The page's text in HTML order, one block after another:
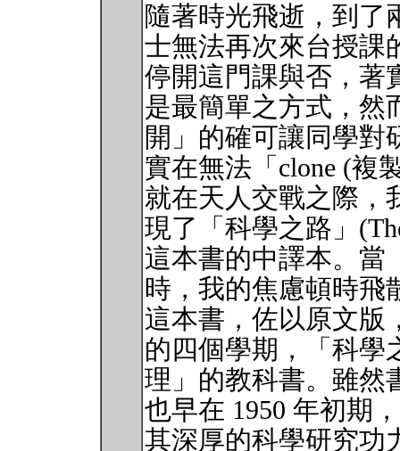
隨著時光飛逝，到了
士無法再次來台授課
停開這門課與否，著
是最簡單之方式，然
開」的確可讓同學對
實在無法「clone (複
就在天人交戰之際，
現了「科學之路」
這本書的中譯本。當
時，我的焦慮頓時飛
這本書，佐以原文版
的四個學期，「科學
理」的教科書。雖然
也早在 1950 年初期
其深厚的科學研究功